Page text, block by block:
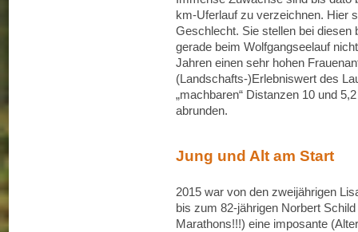
km-Uferlauf zu verzeichnen. Hier
Geschlecht. Sie stellen bei diesen
gerade beim Wolfgangseelauf
Jahren einen sehr hohen
(Landschafts-)Erlebniswert des
„machbaren“ Distanzen 10 und
abrunden.
Jung und Alt am Start
2015 war von den zweijährigen
bis zum 82-jährigen Norbert
Marathons!!!) eine imposante